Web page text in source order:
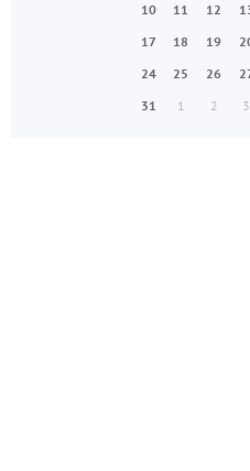
10
11 12
17
18 19
24
25 26
31
1 2 3